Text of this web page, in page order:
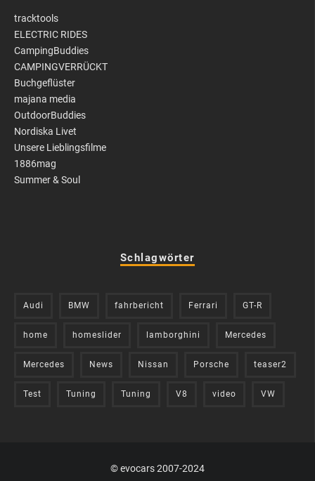
tracktools
ELECTRIC RIDES
CampingBuddies
CAMPINGVERRÜCKT
Buchgeflüster
majana media
OutdoorBuddies
Nordiska Livet
Unsere Lieblingsfilme
1886mag
Summer & Soul
Schlagwörter
Audi BMW fahrbericht Ferrari GT-R
home homeslider lamborghini Mercedes
Mercedes News Nissan Porsche teaser2
Test Tuning Tuning V8 video VW
© evocars 2007-2024